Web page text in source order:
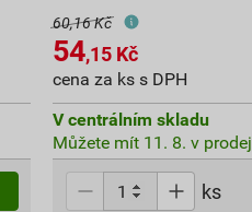
60,16 Kč
54,15 Kč
cena za ks s DPH
V centrálním skladu
Můžete mít 11. 8. v
ks